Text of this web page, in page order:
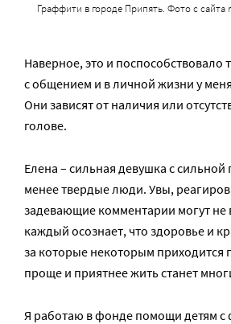
Граффити в городе Припять. Фото с сайта
Наверное, это и поспособствовало
с общением и в личной жизни у
Они зависят от наличия или
голове.
Елена – сильная девушка с сильной
менее твердые люди. Увы,
задевающие комментарии могут не
каждый осознает, что здоровье и
за которые некоторым приходится
проще и приятнее жить станет
Я работаю в фонде помощи детям с